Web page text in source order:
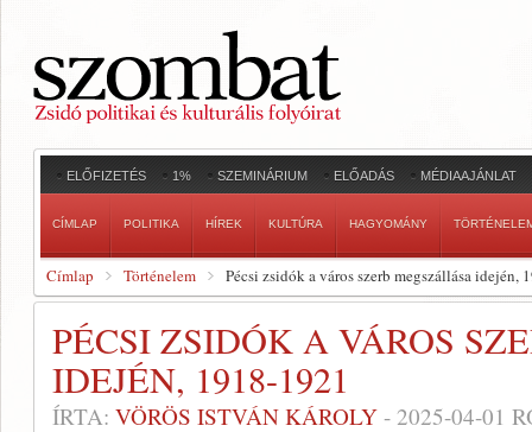
ELŐFIZETÉS 1% SZEMINÁRIUM ELŐADÁS MÉDIAAJÁNLAT
CÍMLAP POLITIKA HÍREK KULTÚRA HAGYOMÁNY
Címlap Történelem Pécsi zsidók a város szerb megszállása idején,
PÉCSI ZSIDÓK A VÁROS
IDEJÉN, 1918-1921
ÍRTA: VÖRÖS ISTVÁN KÁROLY - 2025-04-01